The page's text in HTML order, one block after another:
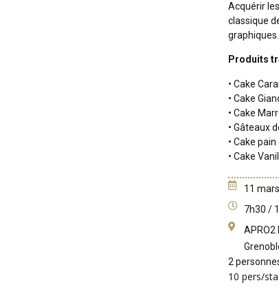
Acquérir
classique
graphiques.
Produits
• Cake
• Cake
• Cake
• Gâteaux
• Cake pain
• Cake
11
7h30 /
APRO2
2
10 pers/